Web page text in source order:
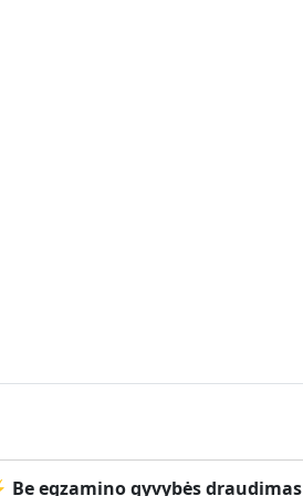
Be egzamino gyvybės draudimas